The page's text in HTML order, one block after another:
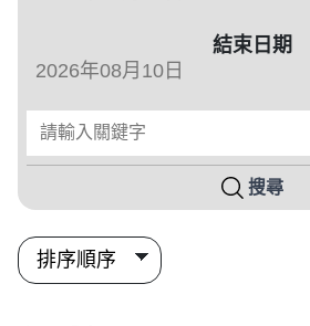
結束日期
請輸入關鍵字
搜尋